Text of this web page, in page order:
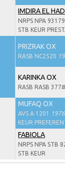
IMDIRA EL
NRPS NPA
STB KEUR
PRIZRAK OX
RASB NC2520
KARINKA OX
RASB RASB
MUFAQ OX
AVS A 1201
1976
KEUR
FABIOLA
NRPS NPA STB
STB KEUR